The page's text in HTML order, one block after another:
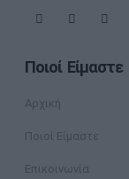
Ποιοί Είμαστε
Αρχική
Ποιοί Είμαστε
Επικοινωνία